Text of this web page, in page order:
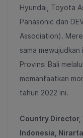
Hyundai, Toyota
Panasonic dan
Association).
sama
Provinsi Bali
memanfaatkan
tahun 2022 ini.
Country Director,
Indonesia,